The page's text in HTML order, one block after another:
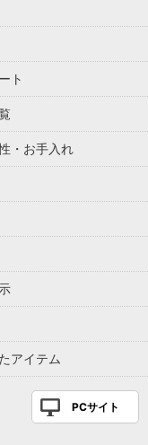
ト
・お手入れ
アイテム
PCサイト